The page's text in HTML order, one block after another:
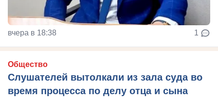
вчера в 18:38 1
Общество
Слушателей вытолкали из зала суда во
время процесса по делу отца и сына